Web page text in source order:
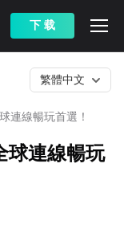
下 载
連線暢玩首選！
繁體中文
球連線暢玩